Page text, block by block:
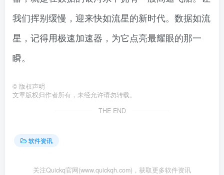
我们挥别缓慢，迎来快如流星的新时代。数据如流
星，记得用极速加速器，为它点亮最耀眼的那一
瞬。
© 版权声明
文章版权归作者所有，未经允许请勿转载。
THE END
软件资讯
关注Quickq官网(www.quickqh.com)，获取更多软件资讯